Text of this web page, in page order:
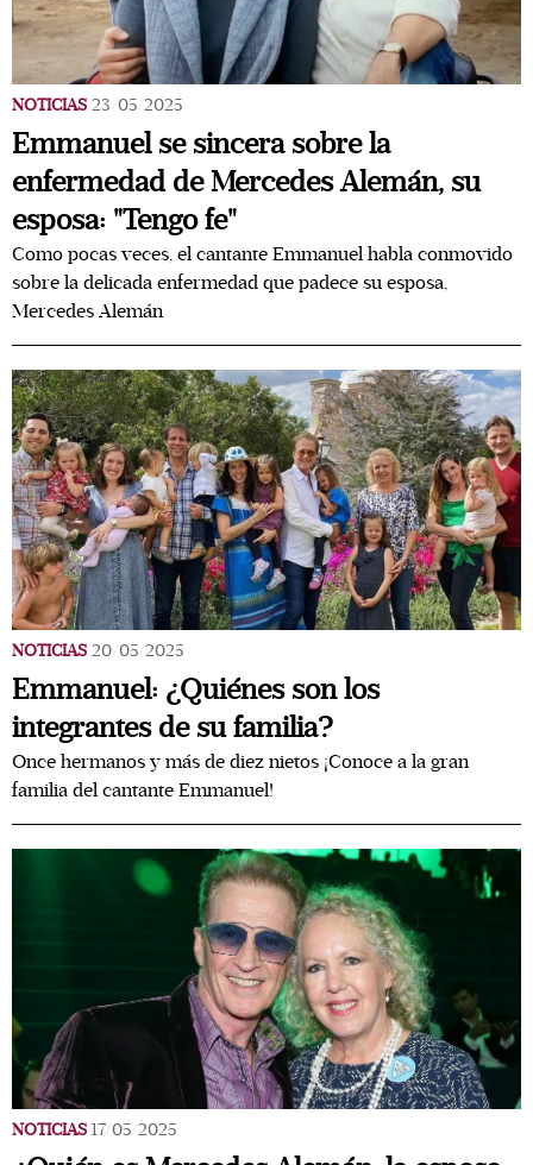
NOTICIAS 23/05/2025
Emmanuel se sincera sobre la
enfermedad de Mercedes Alemán, su
esposa: "Tengo fe"
Como pocas veces, el cantante Emmanuel habla conmovido
sobre la delicada enfermedad que padece su esposa,
Mercedes Alemán
NOTICIAS 20/05/2025
Emmanuel: ¿Quiénes son los
integrantes de su familia?
Once hermanos y más de diez nietos ¡Conoce a la gran
familia del cantante Emmanuel!
NOTICIAS 17/05/2025